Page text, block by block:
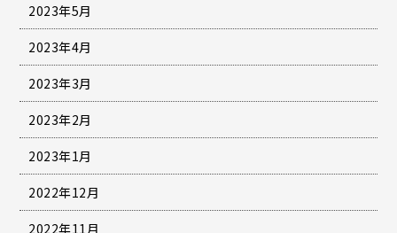
2023年5月
2023年4月
2023年3月
2023年2月
2023年1月
2022年12月
2022年11月